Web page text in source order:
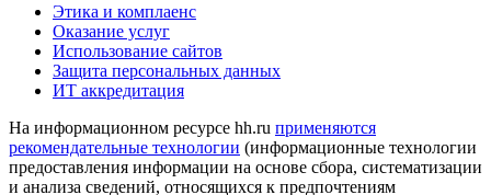
Этика и комплаенс
Оказание услуг
Использование сайтов
Защита персональных данных
ИТ аккредитация
На информационном ресурсе hh.ru применяются
рекомендательные технологии (информационные технологии
предоставления информации на основе сбора, систематизации
и анализа сведений, относящихся к предпочтениям